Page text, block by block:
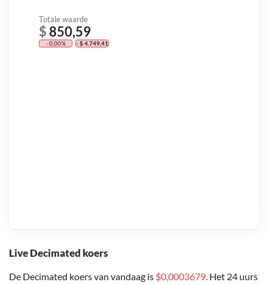
Live Decimated koers
De Decimated koers van vandaag is $0,0003679. Het 24 uurs
Totale waarde
$ 850,59
- 0,00% - $ 4.749,41